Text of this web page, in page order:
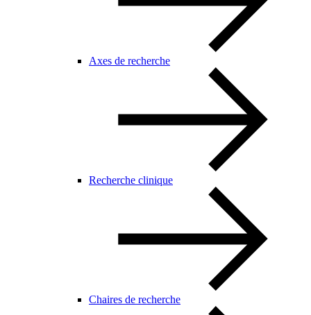
Axes de recherche
Recherche clinique
Chaires de recherche